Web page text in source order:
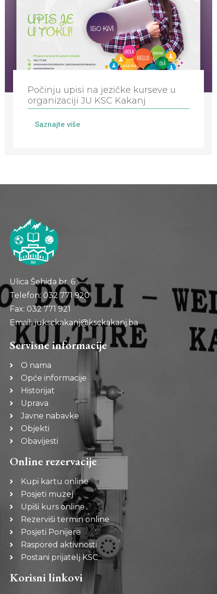
Počinju upisi na jezičke kurseve u
organizaciji JU KSC Kakanj
Saznajte više
Ulica Šehida br. 6
Telefon: 032 771 920
Fax: 032 771 921
Email: juksckakanj@ksckakanj.ba
Servisne informacije
O nama
Opće informacije
Historijat
Uprava
Javne nabavke
Objekti
Obavijesti
Online rezervacije
Kupi kartu online
Posjeti muzej
Upiši kurs online
Rezerviši termin online
Posjeti Ponijere
Raspored aktivnosti
Postani prijatelj KSC
Korisni linkovi